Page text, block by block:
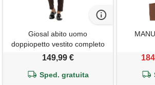
Giosal abito uomo
doppiopetto vestito completo
rigato elegante sartoriale
metallo fantasia gessata vari
149,99 €
Sped. gratuita